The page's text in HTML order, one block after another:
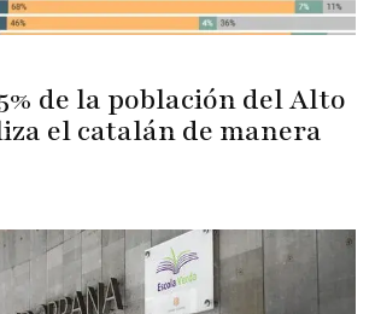
de la población del Alto
el catalán de manera